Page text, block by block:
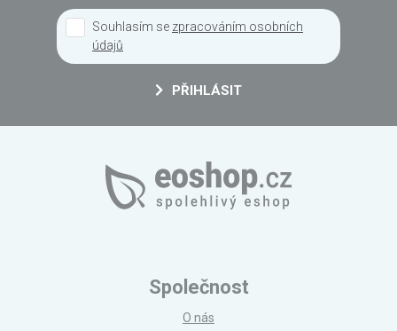
Souhlasím se zpracováním osobních
údajů
PŘIHLÁSIT
Společnost
O nás